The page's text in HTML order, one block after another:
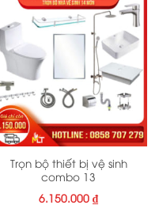
Trọn bộ thiết bị vệ sinh
combo 13
6.150.000 ₫